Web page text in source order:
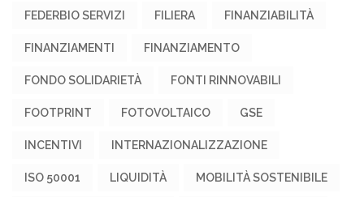
FEDERBIO SERVIZI FILIERA FINANZIABILITÀ
FINANZIAMENTI FINANZIAMENTO
FONDO SOLIDARIETÀ FONTI RINNOVABILI
FOOTPRINT FOTOVOLTAICO GSE
INCENTIVI INTERNAZIONALIZZAZIONE
ISO 50001 LIQUIDITÀ MOBILITÀ SOSTENIBILE